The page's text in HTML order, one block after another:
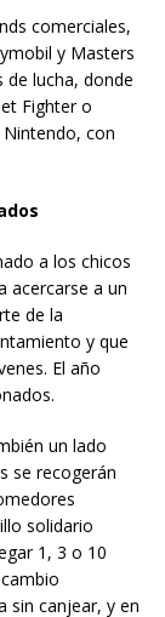
comerciales,
y Masters
de lucha, donde
Fighter o
con
a los chicos
acercarse a un
de la
y que
El año
un lado
se recogerán
solidario
1, 3 o 10
sin canjear, y en